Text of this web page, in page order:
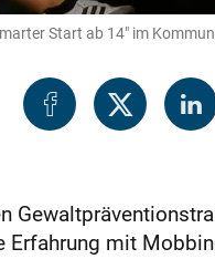
Start ab 14" im
Erfahrung mit